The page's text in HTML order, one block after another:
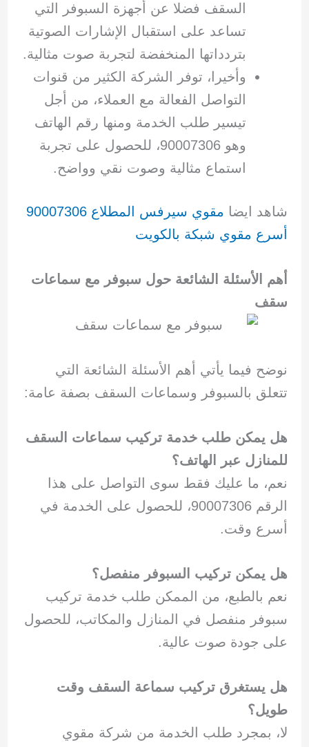
السقف فضلا عن أجهزة السبوفر التي
تساعد على استقبال الإشارات الصوتية
بتردداتها المنخفضة لتجربة صوت مثالية.
وأخيرا، توفر الشركة الكثير من قنوات
التواصل الفعالة مع العملاء، من أجل
تيسير طلب الخدمة ومنها رقم الهاتف
وهو 90007306، للحصول على تجربة
استماع مثالية وصوت نقي وواضح.
شاهد ايضا
مقوي سيرفس المطلاع 90007306
أسرع مقوي شبكة بالكويت
أهم الأسئلة الشائعة حول سبوفر مع سماعات
سقف
نوضح فيما يأتي أهم الأسئلة الشائعة التي
تتعلق بالسبوفر وسماعات السقف بصفة عامة:
هل يمكن طلب خدمة تركيب سماعات السقف
للمنازل عبر الهاتف؟
نعم، ما عليك فقط سوى التواصل على هذا
الرقم 90007306، للحصول على الخدمة في
أسرع وقت.
هل يمكن تركيب السبوفر منفصل؟
نعم بالطبع، من الممكن طلب خدمة تركيب
سبوفر منفصل في المنازل والمكاتب، للحصول
على جودة صوت عالية.
هل يستغرق تركيب سماعة السقف وقت
طويل؟
لا، بمجرد طلب الخدمة من شركة مقوي